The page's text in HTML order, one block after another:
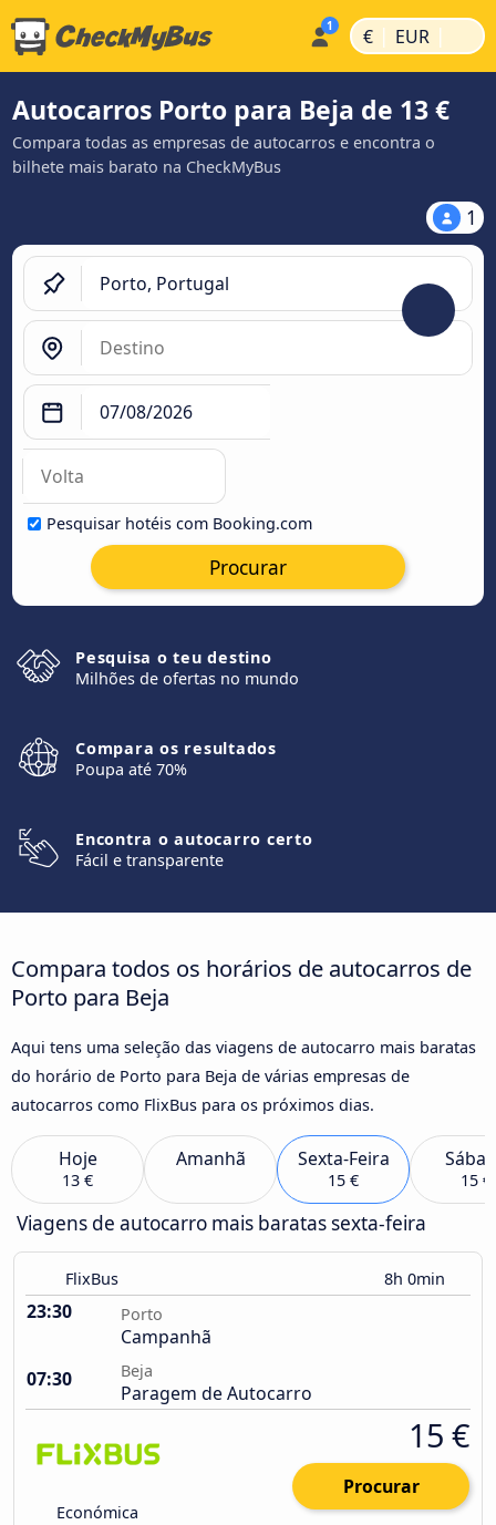
€ | EUR |
Autocarros Porto para Beja de 13 €
Compara todas as empresas de autocarros e encontra o
bilhete mais barato na CheckMyBus
1
Pesquisar hotéis com Booking.com
Procurar
Pesquisa o teu destino
Milhões de ofertas no mundo
Compara os resultados
Poupa até 70%
Encontra o autocarro certo
Fácil e transparente
Compara todos os horários de autocarros de
Porto para Beja
Aqui tens uma seleção das viagens de autocarro mais baratas
do horário de Porto para Beja de várias empresas de
autocarros como FlixBus para os próximos dias.
Hoje
13 €
Amanhã Sexta-Feira
15 € 15 €
Viagens de autocarro mais baratas sexta-feira
FlixBus 8h 0min
23:30 Porto
Campanhã
07:30
Beja
Paragem de Autocarro
Económica
15 €
Procurar